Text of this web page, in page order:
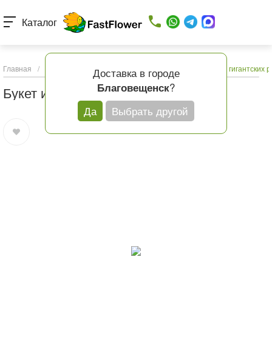
Доставка в городе
Благовещенск?
Да
Выбрать другой
Каталог
Главная / Каталог товаров Букет из гигантских
Букет из гигантских роз